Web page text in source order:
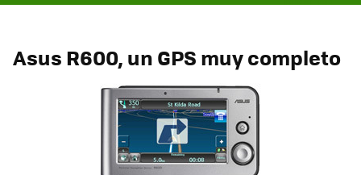
Asus R600, un GPS muy completo